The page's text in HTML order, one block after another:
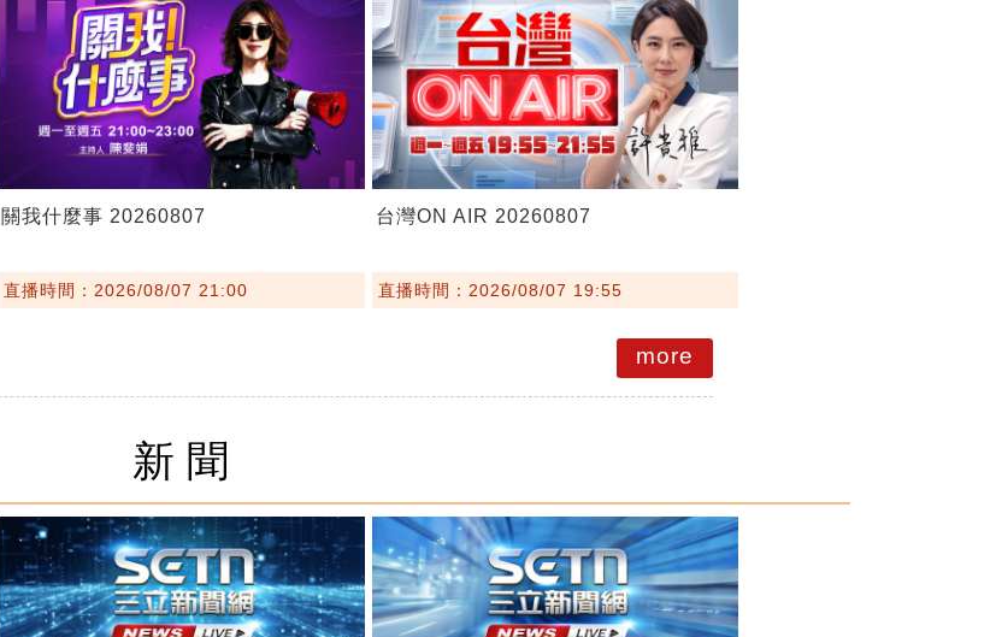
關我什麼事 20260807
直播時間：2026/08/07 21:00
台灣ON AIR 20260807
直播時間：2026/08/07 19:55
more
新聞